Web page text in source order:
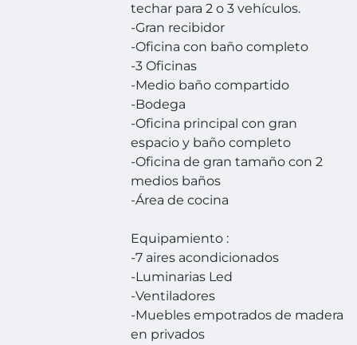
techar para 2 o 3 vehículos.
-Gran recibidor
-Oficina con baño completo
-3 Oficinas
-Medio baño compartido
-Bodega
-Oficina principal con gran
espacio y baño completo
-Oficina de gran tamaño con 2
medios baños
-Área de cocina
Equipamiento :
-7 aires acondicionados
-Luminarias Led
-Ventiladores
-Muebles empotrados de madera
en privados